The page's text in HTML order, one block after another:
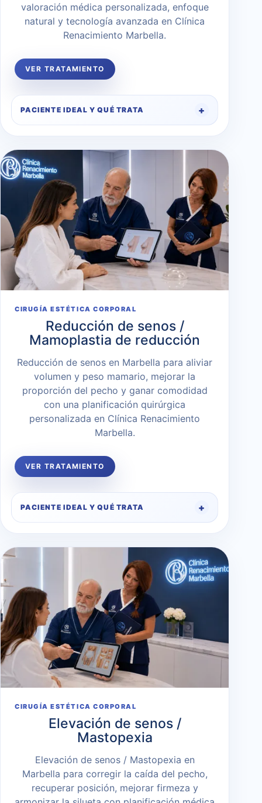
valoración médica personalizada, enfoque
natural y tecnología avanzada en Clínica
Renacimiento Marbella.
VER TRATAMIENTO
PACIENTE IDEAL Y QUÉ TRATA
CIRUGÍA ESTÉTICA CORPORAL
Reducción de senos /
Mamoplastia de reducción
Reducción de senos en Marbella para aliviar
volumen y peso mamario, mejorar la
proporción del pecho y ganar comodidad
con una planificación quirúrgica
personalizada en Clínica Renacimiento
Marbella.
VER TRATAMIENTO
PACIENTE IDEAL Y QUÉ TRATA
CIRUGÍA ESTÉTICA CORPORAL
Elevación de senos /
Mastopexia
Elevación de senos / Mastopexia en
Marbella para corregir la caída del pecho,
recuperar posición, mejorar firmeza y